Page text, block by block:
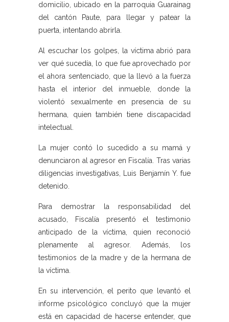
domicilio, ubicado en la parroquia Guarainag
del cantón Paute, para llegar y patear la
puerta, intentando abrirla.
Al escuchar los golpes, la víctima abrió para
ver qué sucedía, lo que fue aprovechado por
el ahora sentenciado, que la llevó a la fuerza
hasta el interior del inmueble, donde la
violentó sexualmente en presencia de su
hermana, quien también tiene discapacidad
intelectual.
La mujer contó lo sucedido a su mamá y
denunciaron al agresor en Fiscalía. Tras varias
diligencias investigativas, Luis Benjamín Y. fue
detenido.
Para demostrar la responsabilidad del
acusado, Fiscalía presentó el testimonio
anticipado de la víctima, quien reconoció
plenamente al agresor. Además, los
testimonios de la madre y de la hermana de
la víctima.
En su intervención, el perito que levantó el
informe psicológico concluyó que la mujer
está en capacidad de hacerse entender, que